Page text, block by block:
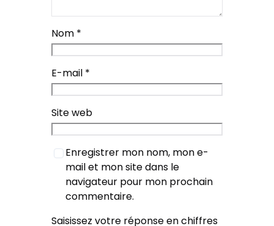
Nom *
E-mail *
Site web
Enregistrer mon nom, mon e-
mail et mon site dans le
navigateur pour mon prochain
commentaire.
Saisissez votre réponse en chiffres